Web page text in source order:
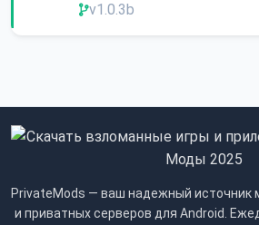
v1.0.3b
PrivateMods — ваш надежный источник
и приватных серверов для Android.